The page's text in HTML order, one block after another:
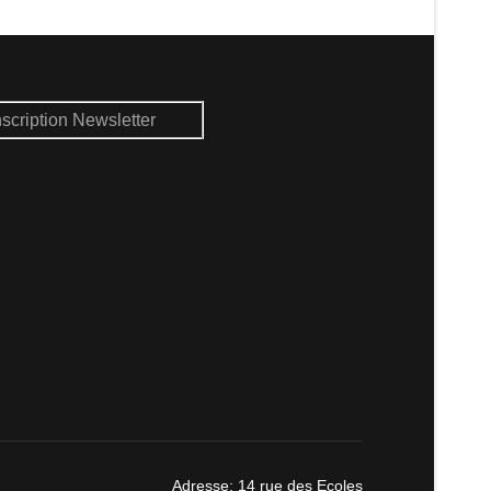
Newsletter
Adresse: 14 rue des Ecoles